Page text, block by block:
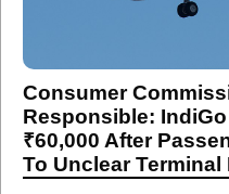
Consumer
Responsible:
₹60,000 After
To Unclear